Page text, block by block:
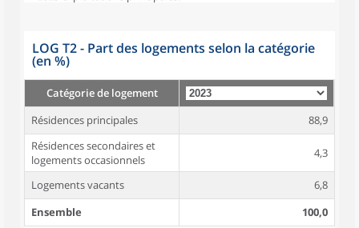
LOG T2 - Part des logements selon la catégorie
(en %)
Catégorie de logement
Résidences principales
88,9
Résidences secondaires et
logements occasionnels
4,3
Logements vacants
6,8
Ensemble
100,0